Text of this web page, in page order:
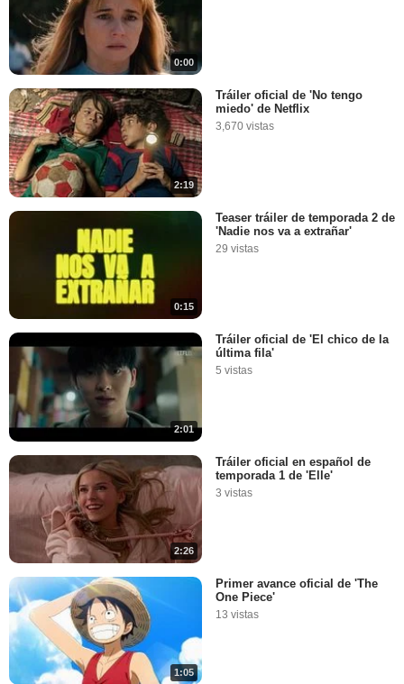
0:00
2:19
Tráiler oficial de 'No tengo
miedo' de Netflix
3,670 vistas
0:15
Teaser tráiler de temporada 2 de
'Nadie nos va a extrañar'
29 vistas
2:01
Tráiler oficial de 'El chico de la
última fila'
5 vistas
2:26
Tráiler oficial en español de
temporada 1 de 'Elle'
3 vistas
1:05
Primer avance oficial de 'The
One Piece'
13 vistas